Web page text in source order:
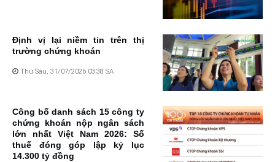
Định vị lại niềm tin trên thị
trường chứng khoán
Thứ Sáu, 31/07/2026 03:38 SA
Công bố danh sách 15 công ty
chứng khoán nộp ngân sách
lớn nhất Việt Nam 2026: Số
thuế đóng góp lập kỷ lục
14.300 tỷ đồng